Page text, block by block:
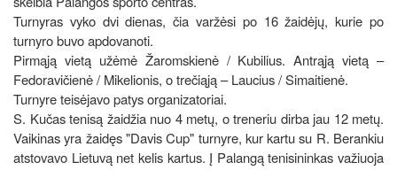
Turnyras vyko dvi dienas, čia varžėsi po 16 žaidėjų, kurie po
turnyro buvo apdovanoti.
Pirmąją vietą užėmė Žaromskienė / Kubilius. Antrąją vietą –
Fedoravičienė / Mikelionis, o trečiąją – Laucius / Simaitienė.
Turnyre teisėjavo patys organizatoriai.
S. Kučas tenisą žaidžia nuo 4 metų, o treneriu dirba jau 12 metų.
Vaikinas yra žaidęs "Davis Cup" turnyre, kur kartu su R. Berankiu
atstovavo Lietuvą net kelis kartus. Į Palangą tenisininkas važiuoja